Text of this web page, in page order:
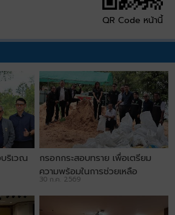
QR Code หน้านี้
ริเวณ
กรอกกระสอบทราย เพื่อเตรียม
ความพร้อมในการช่วยเหลือ
ประชาชน
30 ก.ค. 2569